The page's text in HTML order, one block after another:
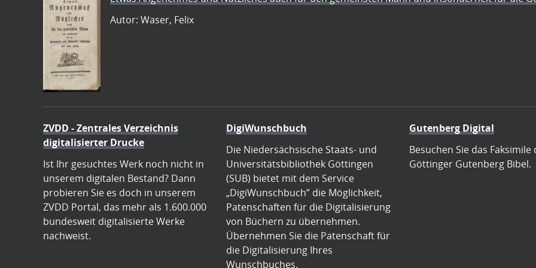
Autor: Waser, Felix
ZVDD - Zentrales Verzeichnis
digitalisierter Drucke
Ist Ihr gesuchtes Werk noch nicht in
unserem digitalen Bestand? Dann
probieren Sie es doch in unserem
ZVDD Portal, das mehr als 1.600.000
bundesweit digitalisierte Werke
nachweist.
DigiWunschbuch
Die Niedersächsische Staats- und
Universitätsbibliothek Göttingen
(SUB) bietet mit dem Service
„DigiWunschbuch” die Möglichkeit,
Patenschaften für die Digitalisierung
von Büchern zu übernehmen.
Übernehmen Sie die Patenschaft für
die Digitalisierung Ihres
Wunschbuches.
Gutenberg Digital
Besuchen Sie das Faksimile
Göttinger Gutenberg Bibel.